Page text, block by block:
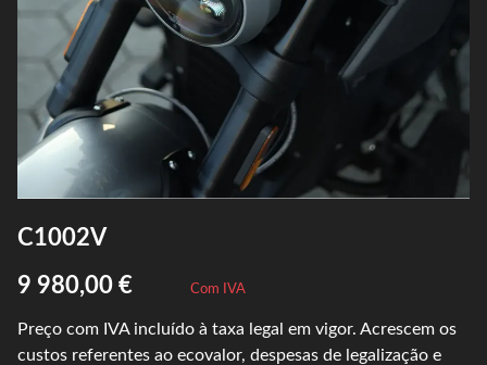
C1002V
9 980,00 €
Com IVA
Preço com IVA incluído à taxa legal em vigor. Acrescem os
custos referentes ao ecovalor, despesas de legalização e